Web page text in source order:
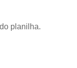
planilha.